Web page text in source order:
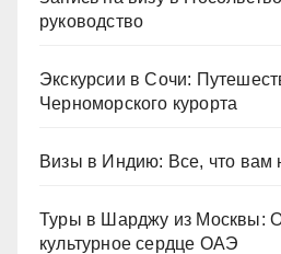
руководство
Экскурсии в Сочи:
Черноморского курорта
Визы в Индию: Все, что вам
Туры в Шарджу из Москвы:
культурное сердце ОАЭ